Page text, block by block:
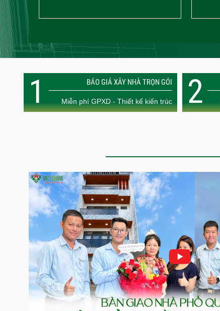
1 BÁO GIÁ XÂY NHÀ TRỌN GÓI
Miễn phí GPXD - Thiết kế kiến trúc 2